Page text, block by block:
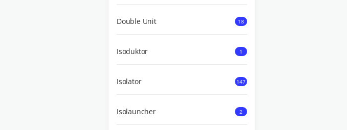
Double Unit 18
Isoduktor 1
Isolator 147
Isolauncher 2